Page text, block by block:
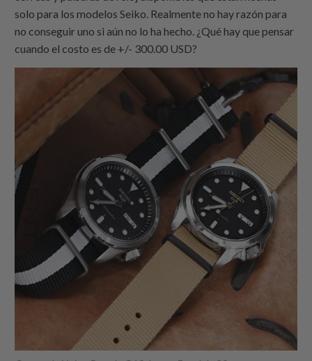
solo para los modelos Seiko. Realmente no hay razón para
no conseguir uno si aún no lo ha hecho. ¿Qué hay que pensar
cuando el costo es de +/- 300.00 USD?